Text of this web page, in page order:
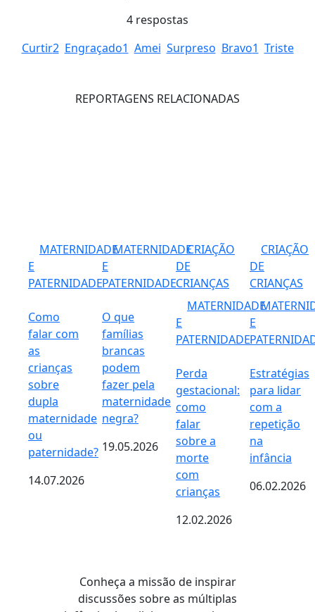
4 respostas
Curtir2 Engraçado1 Amei Surpreso Bravo1 Triste
REPORTAGENS RELACIONADAS
MATERNIDADE
E
PATERNIDADE
Como
falar com
as
crianças
sobre
dupla
maternidade
ou
paternidade?
14.07.2026
MATERNIDADE
E
PATERNIDADE
O que
famílias
brancas
podem
fazer pela
maternidade
negra?
19.05.2026
CRIAÇÃO
DE
CRIANÇAS
MATERNIDADE
E
PATERNIDADE
Perda
gestacional:
como
falar
sobre a
morte
com
crianças
12.02.2026
CRIAÇÃO
DE
CRIANÇAS
E
Estratégias
para lidar
com a
repetição
na
infância
06.02.2026
Conheça a missão de inspirar
discussões sobre as múltiplas